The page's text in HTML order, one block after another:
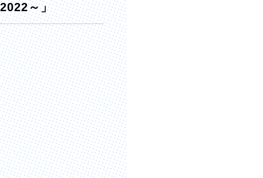
～」